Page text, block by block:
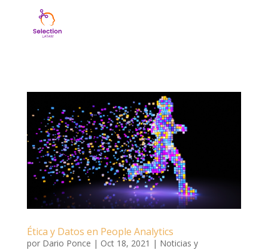
Ética y Datos en People Analytics
por Dario Ponce | Oct 18, 2021 | Noticias y